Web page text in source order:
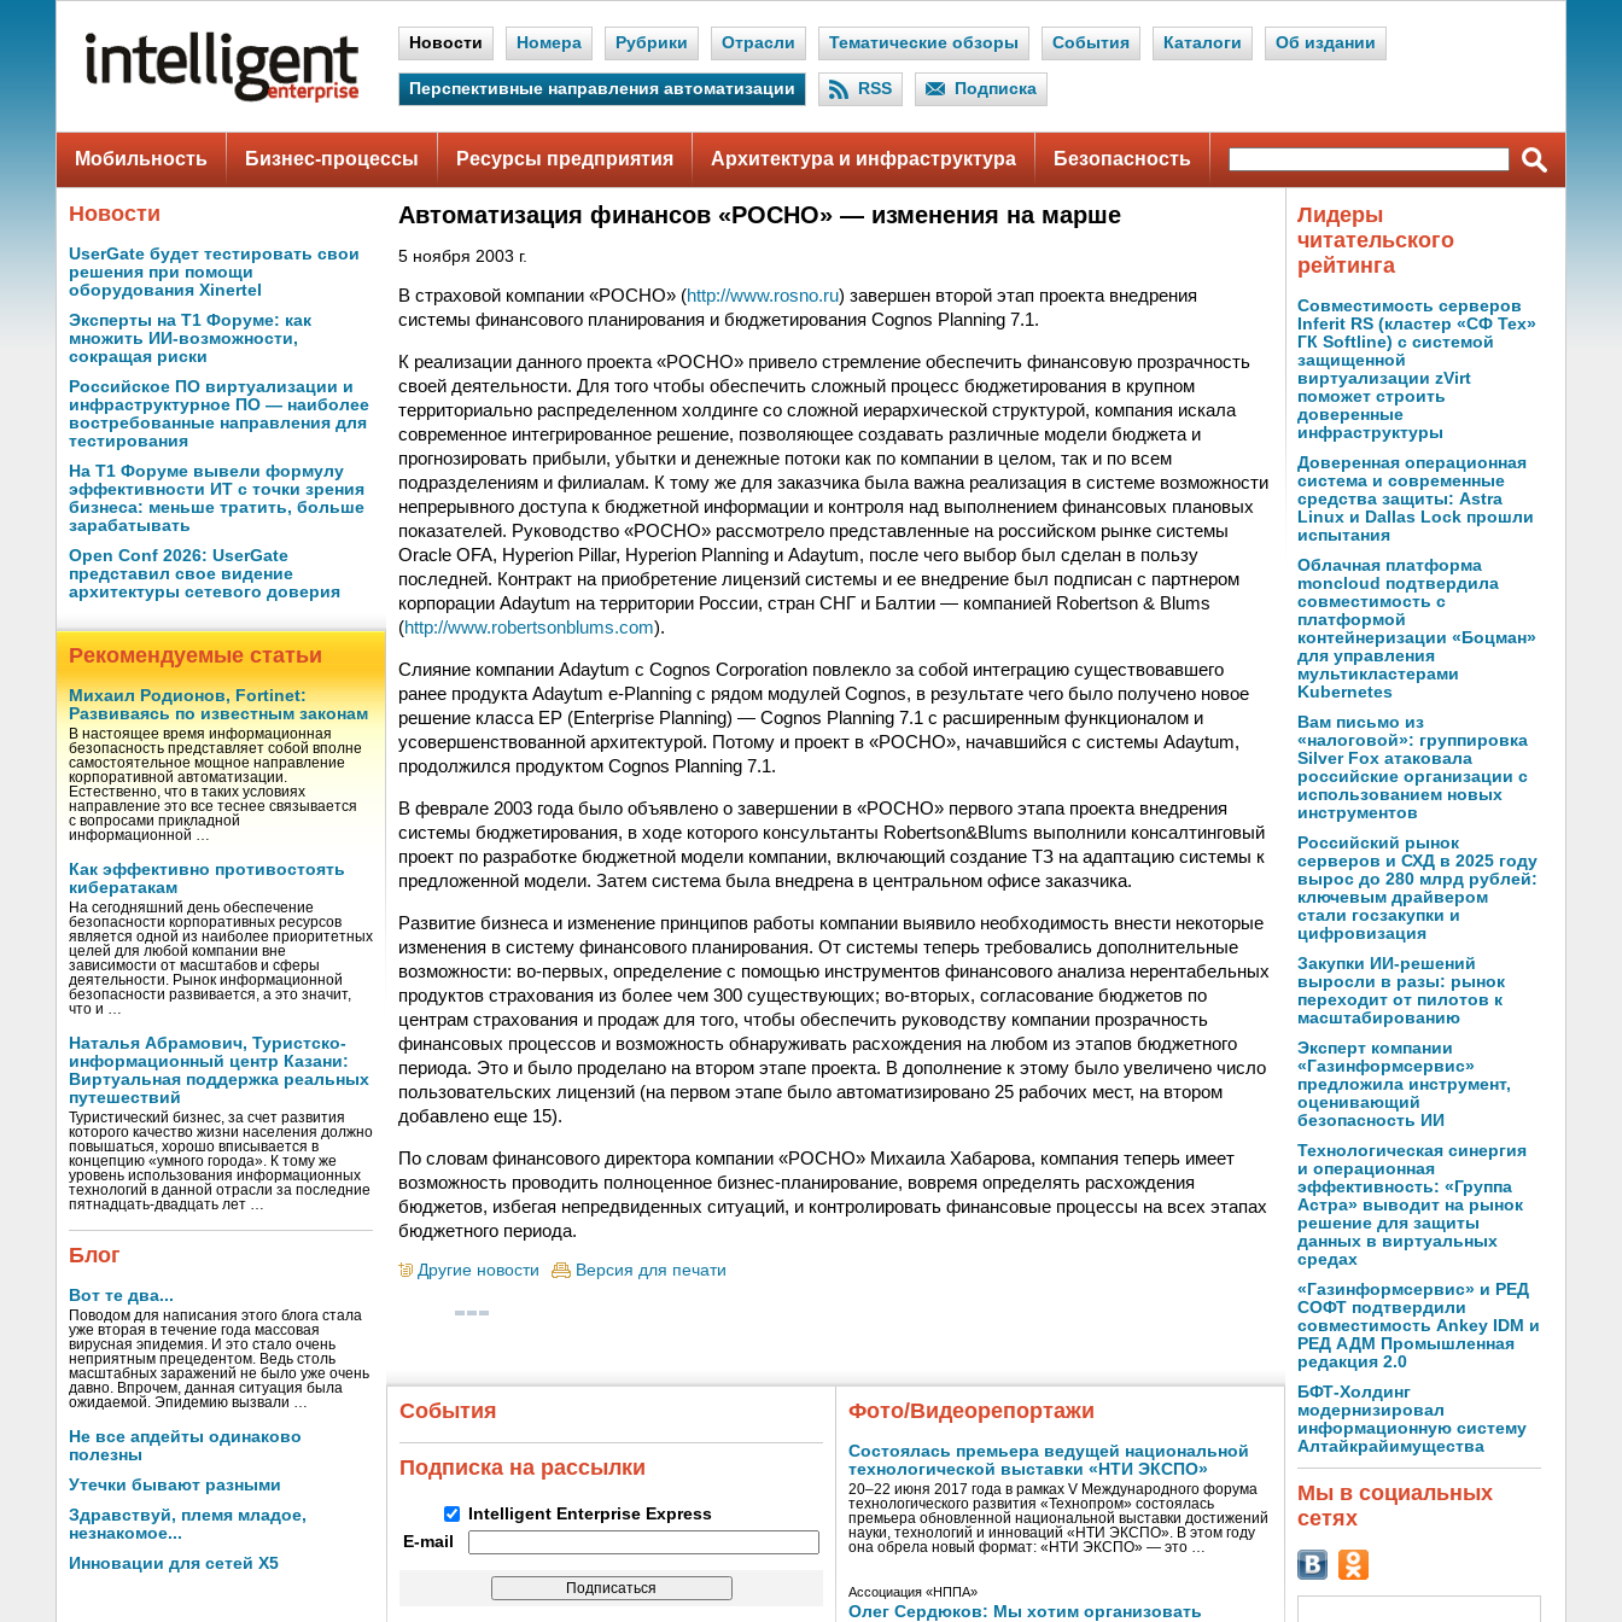
Новости Номера Рубрики Отрасли Тематические обзоры События Каталоги Об издании
Перспективные направления автоматизации RSS Подписка
Мобильность Бизнес-процессы Ресурсы предприятия Архитектура и инфраструктура Безопасность
Новости
UserGate будет тестировать свои
решения при помощи
оборудования Xinertel
Эксперты на Т1 Форуме: как
множить ИИ-возможности,
сокращая риски
Российское ПО виртуализации и
инфраструктурное ПО — наиболее
востребованные направления для
тестирования
На Т1 Форуме вывели формулу
эффективности ИТ с точки зрения
бизнеса: меньше тратить, больше
зарабатывать
Open Conf 2026: UserGate
представил свое видение
архитектуры сетевого доверия
Рекомендуемые статьи
Михаил Родионов, Fortinet:
Развиваясь по известным законам
В настоящее время информационная
безопасность представляет собой вполне
самостоятельное мощное направление
корпоративной автоматизации.
Естественно, что в таких условиях
направление это все теснее связывается
с вопросами прикладной
информационной …
Как эффективно противостоять
кибератакам
На сегодняшний день обеспечение
безопасности корпоративных ресурсов
является одной из наиболее приоритетных
целей для любой компании вне
зависимости от масштабов и сферы
деятельности. Рынок информационной
безопасности развивается, а это значит,
что и …
Наталья Абрамович, Туристско-
информационный центр Казани:
Виртуальная поддержка реальных
путешествий
Туристический бизнес, за счет развития
которого качество жизни населения должно
повышаться, хорошо вписывается в
концепцию «умного города». К тому же
уровень использования информационных
технологий в данной отрасли за последние
пятнадцать-двадцать лет …
Блог
Вот те два...
Поводом для написания этого блога стала
уже вторая в течение года массовая
вирусная эпидемия. И это стало очень
неприятным прецедентом. Ведь столь
масштабных заражений не было уже очень
давно. Впрочем, данная ситуация была
ожидаемой. Эпидемию вызвали …
Не все апдейты одинаково
полезны
Утечки бывают разными
Здравствуй, племя младое,
незнакомое...
Инновации для сетей X5
Автоматизация финансов «РОСНО» — изменения на марше
5 ноября 2003 г.
В страховой компании «РОСНО» (http://www.rosno.ru) завершен второй этап проекта внедрения
системы финансового планирования и бюджетирования Cognos Planning 7.1.
К реализации данного проекта «РОСНО» привело стремление обеспечить финансовую прозрачность
своей деятельности. Для того чтобы обеспечить сложный процесс бюджетирования в крупном
территориально распределенном холдинге со сложной иерархической структурой, компания искала
современное интегрированное решение, позволяющее создавать различные модели бюджета и
прогнозировать прибыли, убытки и денежные потоки как по компании в целом, так и по всем
подразделениям и филиалам. К тому же для заказчика была важна реализация в системе возможности
непрерывного доступа к бюджетной информации и контроля над выполнением финансовых плановых
показателей. Руководство «РОСНО» рассмотрело представленные на российском рынке системы
Oracle OFA, Hyperion Pillar, Hyperion Planning и Adaytum, после чего выбор был сделан в пользу
последней. Контракт на приобретение лицензий системы и ее внедрение был подписан с партнером
корпорации Adaytum на территории России, стран СНГ и Балтии — компанией Robertson & Blums
(http://www.robertsonblums.com).
Слияние компании Adaytum c Cognos Corporation повлекло за собой интеграцию существовавшего
ранее продукта Adaytum e-Planning с рядом модулей Cognos, в результате чего было получено новое
решение класса EP (Enterprise Planning) — Cognos Planning 7.1 с расширенным функционалом и
усовершенствованной архитектурой. Потому и проект в «РОСНО», начавшийся с системы Adaytum,
продолжился продуктом Cognos Planning 7.1.
В феврале 2003 года было объявлено о завершении в «РОСНО» первого этапа проекта внедрения
системы бюджетирования, в ходе которого консультанты Robertson&Blums выполнили консалтинговый
проект по разработке бюджетной модели компании, включающий создание ТЗ на адаптацию системы к
предложенной модели. Затем система была внедрена в центральном офисе заказчика.
Развитие бизнеса и изменение принципов работы компании выявило необходимость внести некоторые
изменения в систему финансового планирования. От системы теперь требовались дополнительные
возможности: во-первых, определение с помощью инструментов финансового анализа нерентабельных
продуктов страхования из более чем 300 существующих; во-вторых, согласование бюджетов по
центрам страхования и продаж для того, чтобы обеспечить руководству компании прозрачность
финансовых процессов и возможность обнаруживать расхождения на любом из этапов бюджетного
периода. Это и было проделано на втором этапе проекта. В дополнение к этому было увеличено число
пользовательских лицензий (на первом этапе было автоматизировано 25 рабочих мест, на втором
добавлено еще 15).
По словам финансового директора компании «РОСНО» Михаила Хабарова, компания теперь имеет
возможность проводить полноценное бизнес-планирование, вовремя определять расхождения
бюджетов, избегая непредвиденных ситуаций, и контролировать финансовые процессы на всех этапах
бюджетного периода.
Другие новости Версия для печати
События
Подписка на рассылки
Intelligent Enterprise Express
E-mail
Фото/Видеорепортажи
Состоялась премьера ведущей национальной
технологической выставки «НТИ ЭКСПО»
20–22 июня 2017 года в рамках V Международного форума
технологического развития «Технопром» состоялась
премьера обновленной национальной выставки достижений
науки, технологий и инноваций «НТИ ЭКСПО». В этом году
она обрела новый формат: «НТИ ЭКСПО» — это …
Ассоциация «НППА»
Олег Сердюков: Мы хотим организовать
Лидеры
читательского
рейтинга
Совместимость серверов
Inferit RS (кластер «СФ Тех»
ГК Softline) с системой
защищенной
виртуализации zVirt
поможет строить
доверенные
инфраструктуры
Доверенная операционная
система и современные
средства защиты: Astra
Linux и Dallas Lock прошли
испытания
Облачная платформа
moncloud подтвердила
совместимость с
платформой
контейнеризации «Боцман»
для управления
мультикластерами
Kubernetes
Вам письмо из
«налоговой»: группировка
Silver Fox атаковала
российские организации с
использованием новых
инструментов
Российский рынок
серверов и СХД в 2025 году
вырос до 280 млрд рублей:
ключевым драйвером
стали госзакупки и
цифровизация
Закупки ИИ-решений
выросли в разы: рынок
переходит от пилотов к
масштабированию
Эксперт компании
«Газинформсервис»
предложила инструмент,
оценивающий
безопасность ИИ
Технологическая синергия
и операционная
эффективность: «Группа
Астра» выводит на рынок
решение для защиты
данных в виртуальных
средах
«Газинформсервис» и РЕД
СОФТ подтвердили
совместимость Ankey IDM и
РЕД АДМ Промышленная
редакция 2.0
БФТ-Холдинг
модернизировал
информационную систему
Алтайкрайимущества
Мы в социальных
сетях